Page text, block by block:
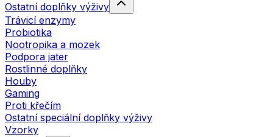
Ostatní doplňky výživy
Trávicí enzymy
Probiotika
Nootropika a mozek
Podpora jater
Rostlinné doplňky
Houby
Gaming
Proti křečím
Ostatní speciální doplňky výživy
Vzorky